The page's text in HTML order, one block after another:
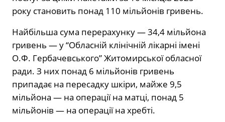
року становить понад 110 мільйонів гривень.
Найбільша сума перерахунку — 34,4 мільйона
гривень — у “Обласній клінічній лікарні імені
О.Ф. Гербачевського” Житомирської обласної
ради. З них понад 6 мільйонів гривень
припадає на пересадку шкіри, майже 9,5
мільйона — на операції на матці, понад 5
мільйонів — на операції на хребті.